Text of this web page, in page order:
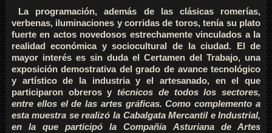
La programación, además de las clásicas romerías,
verbenas, iluminaciones y corridas de toros, tenía su plato
fuerte en actos novedosos estrechamente vinculados a la
realidad económica y sociocultural de la ciudad.
El de
mayor interés es sin duda el Certamen del Trabajo, una
exposición demostrativa del grado de avance tecnológico
y artístico de la industria y el artesanado, en el que
participaron obreros ytécnicos de todos los sectores,
entre ellos el de las artes gráficas. Como complemento a
esta muestra se realizó la Cabalgata Mercantil e Industrial,
en la que participó la CompañíaAsturiana de Artes